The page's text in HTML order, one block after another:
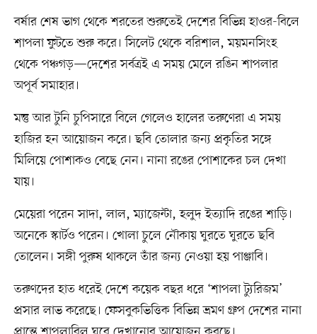
বর্ষার শেষ ভাগ থেকে শরতের শুরুতেই দেশের বিভিন্ন হাওর-বিলে
শাপলা ফুটতে শুরু করে। সিলেট থেকে বরিশাল, ময়মনসিংহ
থেকে পঞ্চগড়—দেশের সর্বত্রই এ সময় মেলে রঙিন শাপলার
অপূর্ব সমাহার।
মন্তু আর টুনি চুপিসারে বিলে গেলেও হালের তরুণেরা এ সময়
হাজির হন আয়োজন করে। ছবি তোলার জন্য প্রকৃতির সঙ্গে
মিলিয়ে পোশাকও বেছে নেন। নানা রঙের পোশাকের চল দেখা
যায়।
মেয়েরা পরেন সাদা, লাল, ম্যাজেন্টা, হলুদ ইত্যাদি রঙের শাড়ি।
অনেকে স্কার্টও পরেন। খোলা চুলে নৌকায় ঘুরতে ঘুরতে ছবি
তোলেন। সঙ্গী পুরুষ থাকলে তাঁর জন্য নেওয়া হয় পাঞ্জাবি।
তরুণদের হাত ধরেই দেশে কয়েক বছর ধরে ‘শাপলা ট্যুরিজম’
প্রসার লাভ করেছে। ফেসবুকভিত্তিক বিভিন্ন ভ্রমণ গ্রুপ দেশের নানা